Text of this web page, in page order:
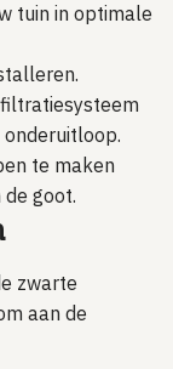
tuin in optimale
te maken
goot.
zwarte
aan de